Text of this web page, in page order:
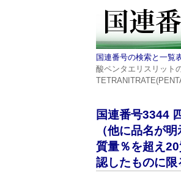
国連番号の検索と一覧
酸ペンタエリスリット
国連番号3344
（他に品名が
質量％を超え
認したものに